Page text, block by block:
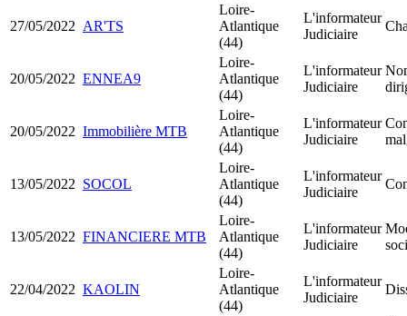
27/05/2022 AR'TS
Loire-
Atlantique
(44)
L'informateur
Judiciaire
20/05/2022 ENNEA9
Loire-
Atlantique
(44)
L'informateur
Judiciaire
20/05/2022 Immobilière MTB
Loire-
Atlantique
(44)
L'informateur
Judiciaire
13/05/2022 SOCOL
Loire-
Atlantique
(44)
L'informateur
Judiciaire
13/05/2022 FINANCIERE MTB
Loire-
Atlantique
(44)
L'informateur
Judiciaire
22/04/2022 KAOLIN
Loire-
Atlantique
(44)
L'informateur
Judiciaire